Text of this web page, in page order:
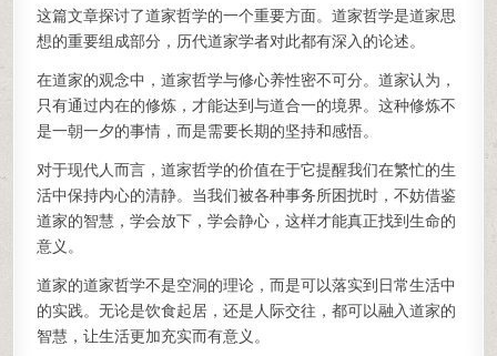
这篇文章探讨了道家哲学的一个重要方面。道家哲学是道家思
想的重要组成部分，历代道家学者对此都有深入的论述。
在道家的观念中，道家哲学与修心养性密不可分。道家认为，
只有通过内在的修炼，才能达到与道合一的境界。这种修炼不
是一朝一夕的事情，而是需要长期的坚持和感悟。
对于现代人而言，道家哲学的价值在于它提醒我们在繁忙的生
活中保持内心的清静。当我们被各种事务所困扰时，不妨借鉴
道家的智慧，学会放下，学会静心，这样才能真正找到生命的
意义。
道家的道家哲学不是空洞的理论，而是可以落实到日常生活中
的实践。无论是饮食起居，还是人际交往，都可以融入道家的
智慧，让生活更加充实而有意义。